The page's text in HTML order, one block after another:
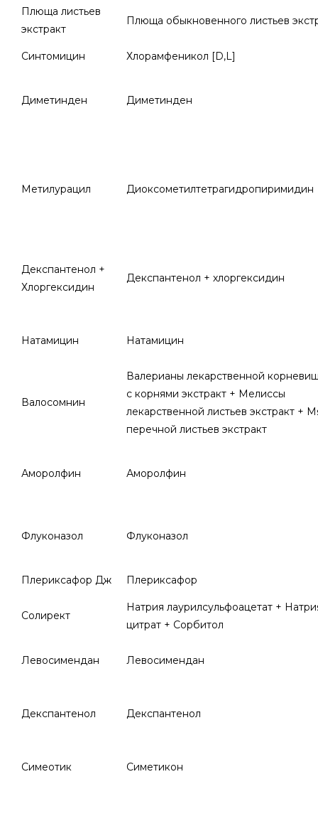
Плюща листьев
экстракт
Плюща обыкновенного листьев
Синтомицин Хлорамфеникол [D,L]
Диметинден Диметинден
Метилурацил Диоксометилтетрагидропиримидин
Декспантенол +
Хлоргексидин
Декспантенол + хлоргексидин
Натамицин Натамицин
Валосомнин
Валерианы лекарственной
с корнями экстракт + Мелиссы
лекарственной листьев экстракт +
перечной листьев экстракт
Аморолфин Аморолфин
Флуконазол Флуконазол
Плериксафор Дж Плериксафор
Солирект
Натрия лаурилсульфоацетат +
цитрат + Сорбитол
Левосимендан Левосимендан
Декспантенол Декспантенол
Симеотик Симетикон